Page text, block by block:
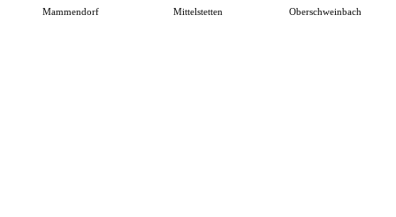
Mammendorf Mittelstetten Oberschweinbach